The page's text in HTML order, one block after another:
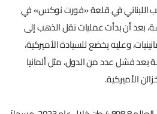
اللبناني في قلعة «فورت نوكس» في
بعد أن بدأت عمليات نقل الذهب إلى
وعليه يخضع للسيادة الأميركية،
بعد فشل عدد من الدول، مثل ألمانيا
الأميركية.